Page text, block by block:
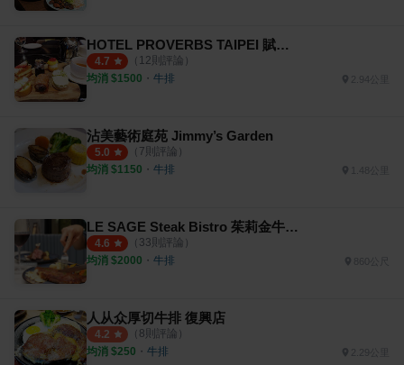
HOTEL PROVERBS TAIPEI 賦樂旅居
4.7 （ 12則評論）
均消 $1500 ・ 牛排 2.94公里
沾美藝術庭苑 Jimmy’s Garden
5.0 （ 7則評論）
均消 $1150 ・ 牛排 1.48公里
LE SAGE Steak Bistro 茱莉金牛排餐酒館
4.6 （ 33則評論）
均消 $2000 ・ 牛排
人从众厚切牛排 復興店
4.2 （ 8則評論）
均消 $250 ・ 牛排